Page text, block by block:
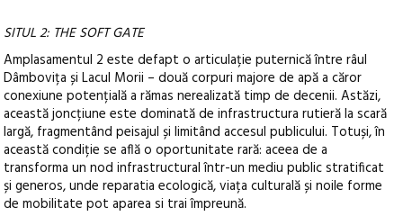
SITUL 2: THE SOFT GATE
Amplasamentul 2 este defapt o articulație puternică între râul
Dâmbovița și Lacul Morii – două corpuri majore de apă a căror
conexiune potențială a rămas nerealizată timp de decenii. Astăzi,
această joncțiune este dominată de infrastructura rutieră la scară
largă, fragmentând peisajul și limitând accesul publicului. Totuși, în
această condiție se află o oportunitate rară: aceea de a
transforma un nod infrastructural într-un mediu public stratificat
și generos, unde reparatia ecologică, viața culturală și noile forme
de mobilitate pot aparea si trai împreună.